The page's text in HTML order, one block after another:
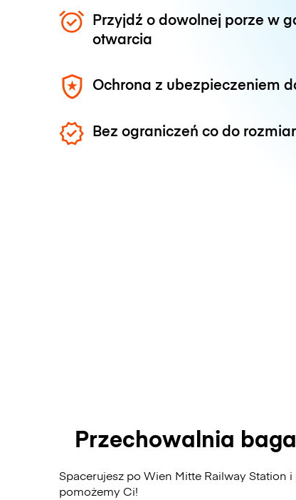
Przyjdź o dowolnej porze w
otwarcia
Ochrona z ubezpieczeniem
Bez ograniczeń co do
Przechowalnia
Spacerujesz po Wien Mitte Railway Station
pomożemy Ci!